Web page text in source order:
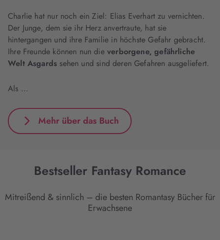
Charlie hat nur noch ein Ziel: Elias Everhart zu vernichten.
Der Junge, dem sie ihr Herz anvertraute, hat sie
hintergangen und ihre Familie in höchste Gefahr gebracht.
Ihre Freunde können nun dieverborgene, gefährliche
Welt Asgards sehen und sind deren Gefahren ausgeliefert.
Als …
Mehr über das Buch
Bestseller Fantasy Romance
Mitreißend & sinnlich – die besten Romantasy Bücher für
Erwachsene